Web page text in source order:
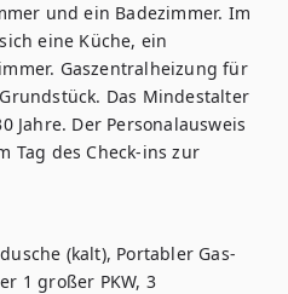
und ein Badezimmer. Im
eine Küche, ein
Gaszentralheizung für
Das Mindestalter
Jahre. Der Personalausweis
Tag des Check-ins zur
(kalt), Portabler Gas-
1 großer PKW, 3